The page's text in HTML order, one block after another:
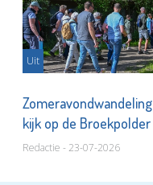
Uit
kijk op de Broekpolder
Redactie - 23-07-2026